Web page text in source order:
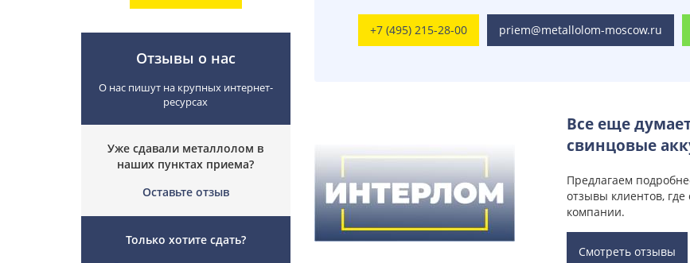
+7 (495) 215-28-00 priem@metallolom-moscow.ru
Все еще
свинцовые
Предлагаем
отзывы клиентов,
компании.
Смотреть отзывы
Отзывы о нас
О нас пишут на крупных интернет-
ресурсах
Уже сдавали металлолом в
наших пунктах приема?
Оставьте отзыв
Только хотите сдать?